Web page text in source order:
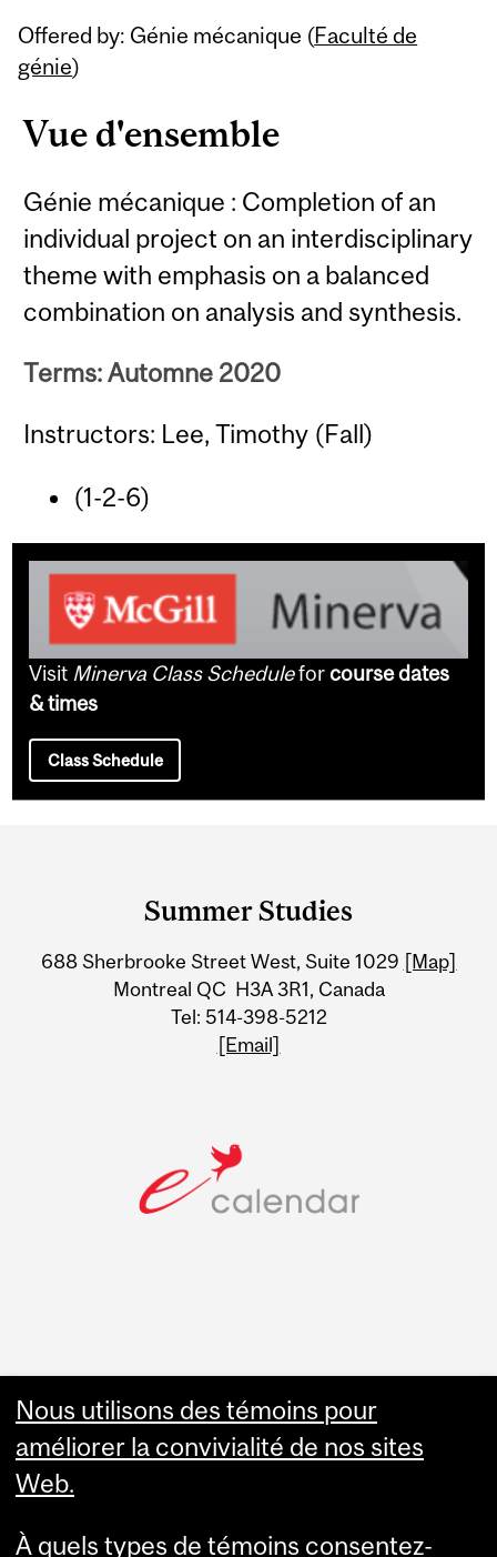
Offered by: Génie mécanique (Faculté de
génie)
Vue d'ensemble
Génie mécanique : Completion of an
individual project on an interdisciplinary
theme with emphasis on a balanced
combination on analysis and synthesis.
Terms: Automne 2020
Instructors: Lee, Timothy (Fall)
(1-2-6)
Visit Minerva Class Scheduleforcourse dates
& times
Class Schedule
Information
Summer Studies
688 Sherbrooke Street West, Suite 1029 [Map]
Montreal QC H3A 3R1, Canada
Tel: 514-398-5212
[Email]
Faculty Links
Contact
Nous utilisons des témoins pour
améliorer la convivialité de nos sites
Web.
À quels types de témoins consentez-